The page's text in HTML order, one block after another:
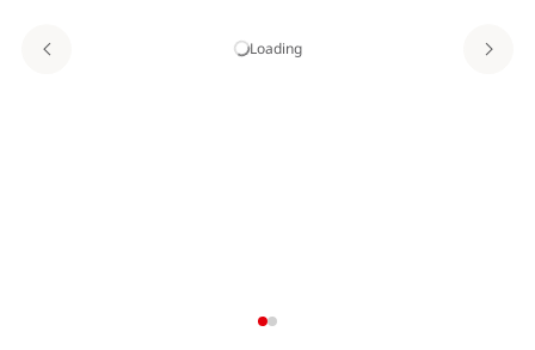
Loading